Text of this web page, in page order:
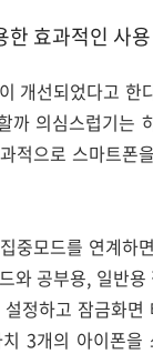
한 효과적인 사
개선되었다고 한
까 의심스럽기는
적으로 스마트폰
중모드를 연계하
와 공부용, 일반
정하고 잠금화
3개의 아이폰